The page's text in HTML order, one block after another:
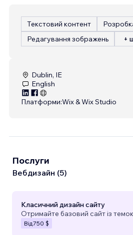
Текстовий контент
Редагування зображень
+
Dublin, IE
English
Платформи:Wix & Wix Studio
Послуги
Вебдизайн (5)
Класичний дизайн сайту
Отримайте базовий сайт із
Від750 $